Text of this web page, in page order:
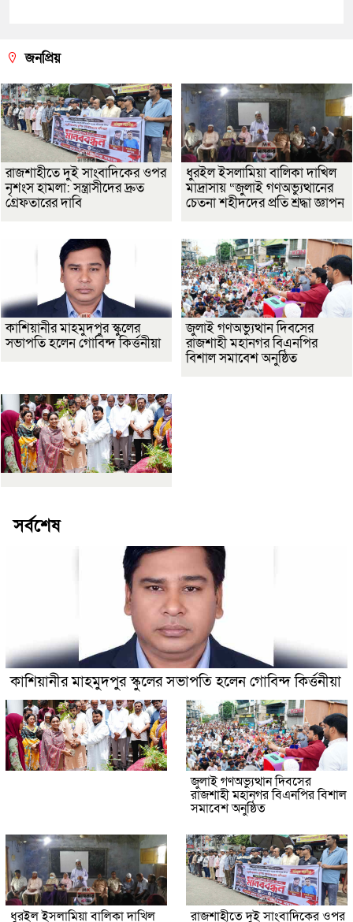
জনপ্রিয়
রাজশাহীতে দুই সাংবাদিকের ওপর
নৃশংস হামলা: সন্ত্রাসীদের দ্রুত
গ্রেফতারের দাবি
ধুরইল ইসলামিয়া বালিকা দাখিল
মাদ্রাসায় “জুলাই গণঅভ্যুত্থানের
চেতনা শহীদদের প্রতি শ্রদ্ধা জ্ঞাপন
কাশিয়ানীর মাহমুদপুর স্কুলের
সভাপতি হলেন গোবিন্দ কির্ত্তনীয়া
জুলাই গণঅভ্যুত্থান দিবসের
রাজশাহী মহানগর বিএনপির
বিশাল সমাবেশ অনুষ্ঠিত
সর্বশেষ
কাশিয়ানীর মাহমুদপুর স্কুলের সভাপতি হলেন গোবিন্দ কির্ত্তনীয়া
জুলাই গণঅভ্যুত্থান দিবসের
রাজশাহী মহানগর বিএনপির বিশাল
সমাবেশ অনুষ্ঠিত
ধুরইল ইসলামিয়া বালিকা দাখিল রাজশাহীতে দুই সাংবাদিকের ওপর